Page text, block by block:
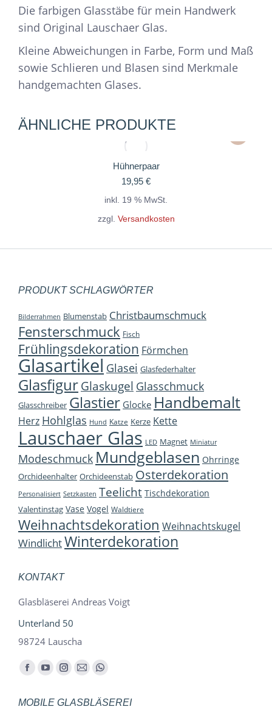
Die farbigen Glasstäbe für mein Handwerk
sind Original Lauschaer Glas.
Kleine Abweichungen in Farbe, Form und Maß
sowie Schlieren und Blasen sind Merkmale
handgemachten Glases.
ÄHNLICHE PRODUKTE
Hühnerpaar
19,95 €
inkl. 19 % MwSt.
zzgl. Versandkosten
PRODUKT SCHLAGWÖRTER
Bilderrahmen Blumenstab Christbaumschmuck
Fensterschmuck Fisch
Frühlingsdekoration Förmchen
Glasartikel Glasei Glasfederhalter
Glasfigur Glaskugel Glasschmuck
Glasschreiber Glastier Glocke Handbemalt
Herz Hohlglas Hund Katze Kerze Kette
Lauschaer Glas LED Magnet Miniatur
Modeschmuck Mundgeblasen Ohrringe
Orchideenhalter Orchideenstab Osterdekoration
Personalisiert Setzkasten Teelicht Tischdekoration
Valentinstag Vase Vogel Waldtiere
Weihnachtsdekoration Weihnachtskugel
WindlichtWinterdekoration
KONTAKT
Glasbläserei Andreas Voigt
Unterland 50
98724 Lauscha
Finden Sie uns auf:
Facebook
opens
YouTube
opens
Instagram
opens
E-
page
Whatsapp
opens
MOBILE GLASBLÄSEREI